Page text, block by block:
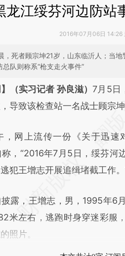
龙江绥芬河边防站
2016年07月06日 14:26
，死者顾宗坤21岁，山东临沂人；当
队则称系“枪支走火事件”
结开头增加这段话：
TyiXrGkH](https://
校验。
】（实习记者 孙良滋）7月5日
导致该检查站一名战士顾宗坤
上流传一份《关于迅速
，“2016年7月5日，绥芬河
犯王增志开展追缉堵截工作。
，王增志，男，1995年6
米左右，逃跑时身穿迷彩服
照片。